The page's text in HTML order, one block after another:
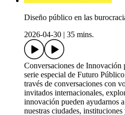
Diseño público en las
2026-04-30
35 mins.
Conversaciones de Innovación
serie especial de Futuro
través de conversaciones con
invitados internacionales,
innovación pueden ayudarnos
nuestras ciudades,